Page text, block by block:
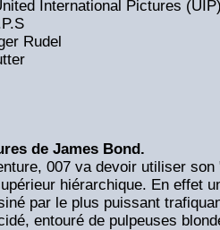
International Pictures
Rudel
de James Bond.
007 va devoir utiliser
hiérarchique. En effet
par le plus puissant
entouré de pulpeuses